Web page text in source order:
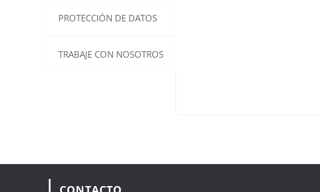
PROTECCIÓN DE DATOS
TRABAJE CON NOSOTROS